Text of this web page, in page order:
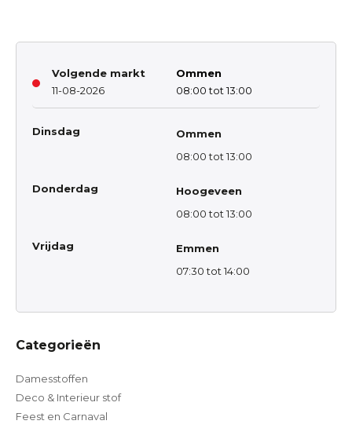
Volgende markt
11-08-2026
Ommen
08:00 tot 13:00
Dinsdag
Ommen
08:00 tot 13:00
Donderdag
Hoogeveen
08:00 tot 13:00
Vrijdag
Emmen
07:30 tot 14:00
Categorieën
Damesstoffen
Deco & Interieur stof
Feest en Carnaval